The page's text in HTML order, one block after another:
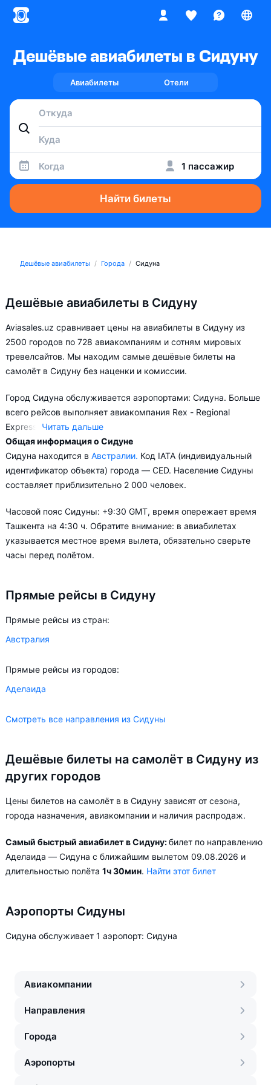
Дешёвые авиабилеты в Сидуну
Авиабилеты Отели
Когда 1 пассажир
Найти билеты
Дешёвые авиабилеты Города Сидуна
Дешёвые авиабилеты в Сидуну
Aviasales.uz сравнивает цены на авиабилеты в Сидуну из
2500 городов по 728 авиакомпаниям и сотням мировых
тревелсайтов. Мы находим самые дешёвые билеты на
самолёт в Сидуну без наценки и комиссии.
Город Сидуна обслуживается аэропортами: Сидуна. Больше
всего рейсов выполняет авиакомпания Rex - Regional
Express. Читать дальше
Aviasales.uz советует купить авиабилеты в Сидуну заранее,
чтобы вы могли выбирать условия перелёта, ориентируясь на
свои пожелания и финансовые возможности.
Общая информация о Сидуне
Сидуна находится в Австралии. Код IATA (индивидуальный
идентификатор объекта) города — CED. Население Сидуны
составляет приблизительно 2 000 человек.
Часовой пояс Сидуны: +9:30 GMT, время опережает время
Ташкента на 4:30 ч. Обратите внимание: в авиабилетах
указывается местное время вылета, обязательно сверьте
часы перед полётом.
Прямые рейсы в Сидуну
Прямые рейсы из стран:
Австралия
Прямые рейсы из городов:
Аделаида
Смотреть все направления из Сидуны
Дешёвые билеты на самолёт в Сидуну из
других городов
Цены билетов на самолёт в в Сидуну зависят от сезона,
города назначения, авиакомпании и наличия распродаж.
Самый быстрый авиабилет в Сидуну:билет по направлению
Аделаида — Сидуна с ближайшим вылетом 09.08.2026 и
длительностью полёта 1ч 30мин. Найти этот билет
Аэропорты Сидуны
Сидуна обслуживает 1 аэропорт: Сидуна
Авиакомпании
Направления
Города
Аэропорты